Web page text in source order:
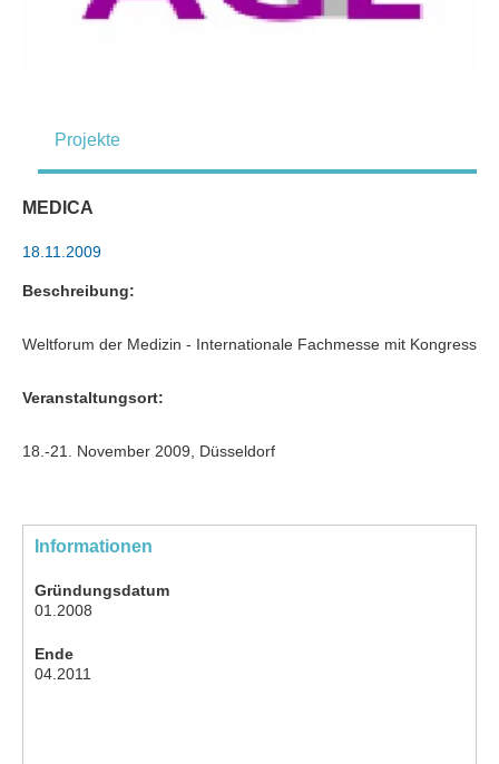
Projekte
MEDICA
18.11.2009
Beschreibung:
Weltforum der Medizin - Internationale Fachmesse mit Kongress
Veranstaltungsort:
18.-21. November 2009, Düsseldorf
Informationen
Gründungsdatum
01.2008
Ende
04.2011